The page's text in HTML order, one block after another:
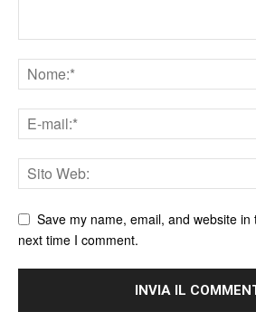
Save my name, email, and website
next time I comment.